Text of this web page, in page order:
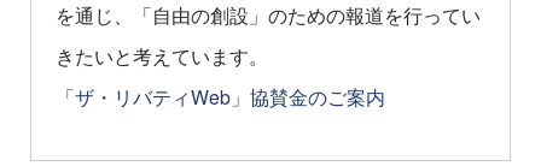
を通じ、「自由の創設」のための報道を行ってい
きたいと考えています。
「ザ・リバティWeb」協賛金のご案内